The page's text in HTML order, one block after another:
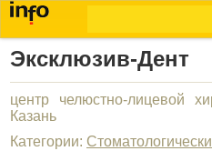
Эксклюзив-Дент
центр челюстно-лицевой
Казань
Категории: